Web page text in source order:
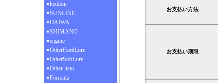
heddon
SUNLINE
DAIWA
SHIMANO
engine
OtherHardLure
OtherSoftLure
Other item
Formula
お支払い方法
お支払い期限